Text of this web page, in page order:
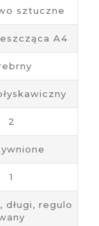
sztuczne
A4
2
1
długi, regulo